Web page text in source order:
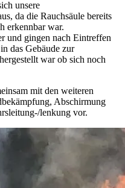
unsere
da die Rauchsäule bereits
erkennbar war.
und gingen nach Eintreffen
das Gebäude zur
war ob sich noch
mit den weiteren
Abschirmung
lenkung vor.